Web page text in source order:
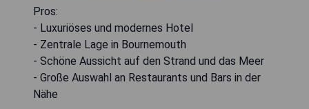
Pros:
- Luxuriöses und modernes Hotel
- Zentrale Lage in Bournemouth
- Schöne Aussicht auf den Strand und das Meer
- Große Auswahl an Restaurants und Bars in der
Nähe